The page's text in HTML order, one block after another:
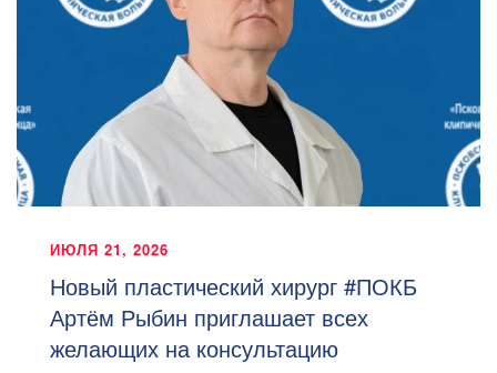
ИЮЛЯ 21, 2026
Новый пластический хирург #ПОКБ
Артём Рыбин приглашает всех
желающих на консультацию